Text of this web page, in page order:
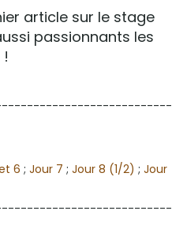
article sur le stage
passionnants les
6 ; Jour 7 ; Jour 8 (1/2) ; Jour